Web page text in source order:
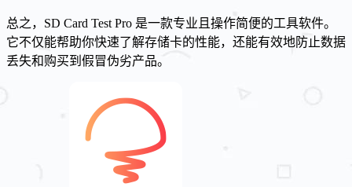
总之，SD Card Test Pro 是一款专业且操作简便的工具软件。
它不仅能帮助你快速了解存储卡的性能，还能有效地防止数据
丢失和购买到假冒伪劣产品。